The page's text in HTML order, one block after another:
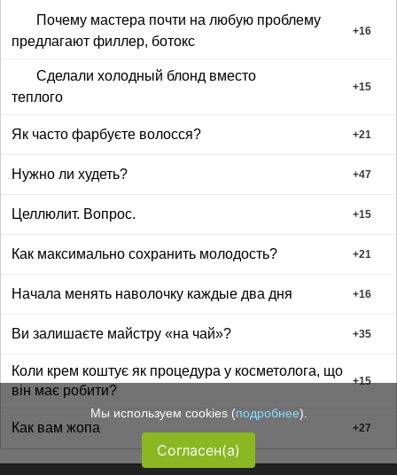
Почему мастера почти на любую проблему
предлагают филлер, ботокс
+16
Сделали холодный блонд вместо
теплого
+15
Як часто фарбуєте волосся? +21
Нужно ли худеть? +47
Целлюлит. Вопрос. +15
Как максимально сохранить молодость? +21
Начала менять наволочку каждые два дня +16
Ви залишаєте майстру «на чай»? +35
Коли крем коштує як процедура у косметолога, що
він має робити?
+15
Как вам жопа +27
Мы используем cookies (подробнее).
Согласен(а)